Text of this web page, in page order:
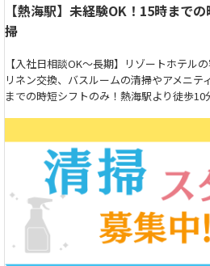
【熱海駅】未経験OK！15時まで
掃
【入社日相談OK～長期】リゾートホテル
リネン交換、バスルームの清掃やアメニ
までの時短シフトのみ！熱海駅より徒歩10